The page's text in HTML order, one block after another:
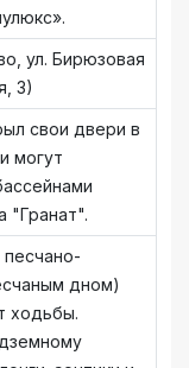
ул. Бирюзовая
3)
свои двери в
могут
"Гранат".
дном)
ходьбы.